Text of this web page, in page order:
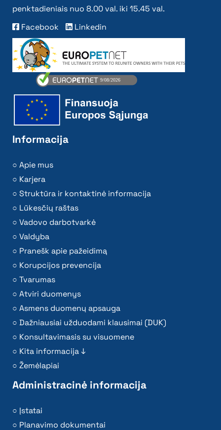
penktadieniais nuo 8.00 val. iki 15.45 val.
Facebook
Linkedin
Informacija
Apie mus
Karjera
Struktūra ir kontaktinė informacija
Lūkesčių raštas
Vadovo darbotvarkė
Valdyba
Pranešk apie pažeidimą
Korupcijos prevencija
Tvarumas
Atviri duomenys
Asmens duomenų apsauga
Dažniausiai užduodami klausimai (DUK)
Konsultavimasis su visuomene
Kita informacija ↓
Žemėlapiai
Administracinė informacija
Įstatai
Planavimo dokumentai